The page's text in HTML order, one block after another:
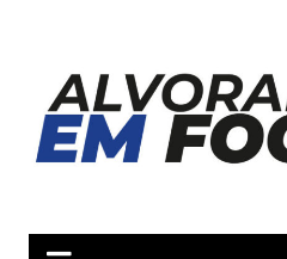
conteúdo